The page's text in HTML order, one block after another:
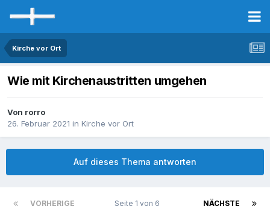
Kirche vor Ort
Wie mit Kirchenaustritten umgehen
Von rorro
26. Februar 2021 in Kirche vor Ort
Auf dieses Thema antworten
VORHERIGE NÄCHSTE
Seite 1 von 6